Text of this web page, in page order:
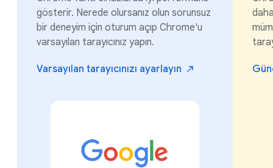
gösterir. Nerede olursanız olun sorunsuz
bir deneyim için oturum açıp Chrome'u
varsayılan tarayıcınız yapın.
Varsayılan tarayıcınızı ayarlayın